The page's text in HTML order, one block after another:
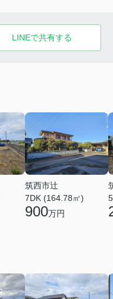
LINEで共有する
筑西市辻
7DK (164.78㎡)
900万円